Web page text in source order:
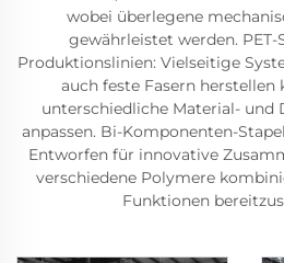
wobei überlegene
gewährleistet werden. PET-
Produktionslinien: Vielseitige
auch feste Fasern herstellen
unterschiedliche Material- und
anpassen. Bi-Komponenten-
Entworfen für innovative
verschiedene Polymere
Funktionen